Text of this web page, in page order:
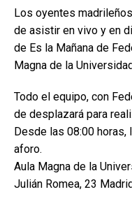
Los oyentes
de asistir en vivo y en
de Es la Mañana de
Magna de la
Todo el equipo, con
de desplazará para
Desde las 08:00 horas,
aforo.
Aula Magna de la
Julián Romea, 23